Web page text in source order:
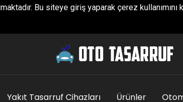
Bu siteye giriş yaparak çerez kullanımını
Yakıt Tasarruf Cihazları Ürünler